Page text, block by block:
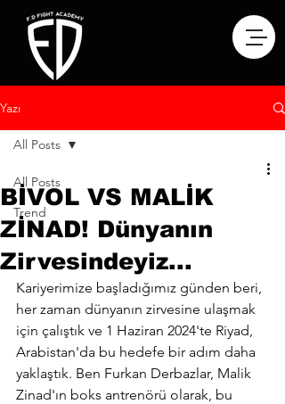
Yazı
All Posts
Trend
All Posts
BİVOL VS MALİK
ZİNAD! Dünyanın
Zirvesindeyiz...
Kariyerimize başladığımız günden beri,
her zaman dünyanın zirvesine ulaşmak
için çalıştık ve 1 Haziran 2024'te Riyad,
Arabistan'da bu hedefe bir adım daha
yaklaştık. Ben Furkan Derbazlar, Malik
Zinad'ın boks antrenörü olarak, bu